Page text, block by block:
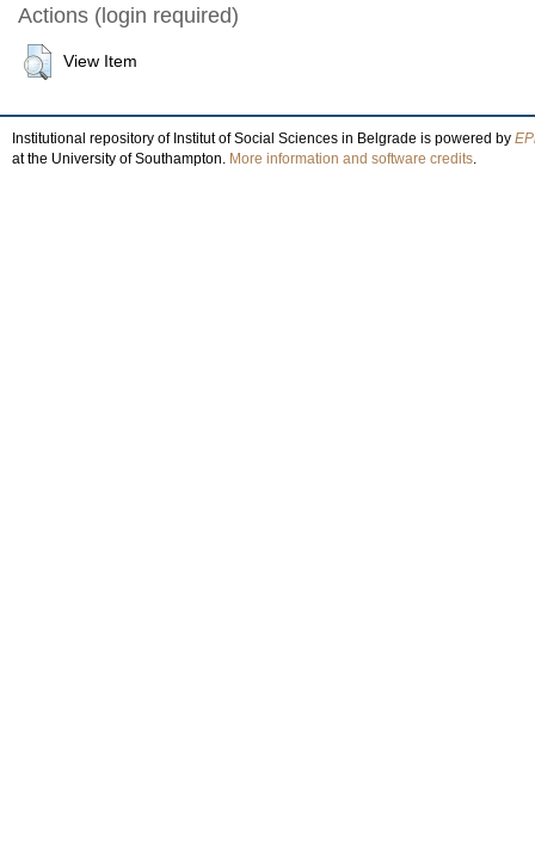
Actions (login required)
View Item
Institutional repository of Institut of Social Sciences in Belgrade is powered by
at the University of Southampton. More information and software credits